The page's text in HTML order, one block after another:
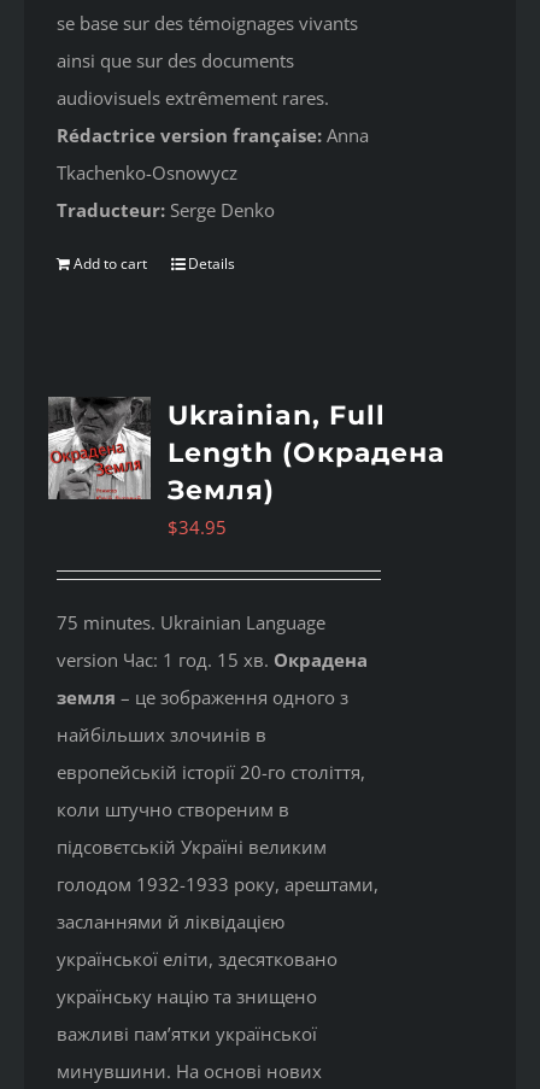
se base sur des témoignages vivants
ainsi que sur des documents
audiovisuels extrêmement rares.
Rédactrice version française: Anna
Tkachenko-Osnowycz
Traducteur: Serge Denko
Add to cart Details
Ukrainian, Full
Length (Окрадена
Земля)
$34.95
75 minutes. Ukrainian Language
version Час: 1 год. 15 хв. Окрадена
земля – це зображення одного з
найбільших злочинів в
европейській історії 20-го століття,
коли штучно створеним в
підсовєтській Україні великим
голодом 1932-1933 року, арештами,
засланнями й ліквідацією
української еліти, здесятковано
українську націю та знищено
важливі пам’ятки української
минувшини. На основі нових